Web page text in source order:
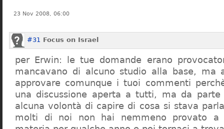
23 Nov 2008, 06:00
#31 Focus on Israel
per Erwin: le tue domande erano
mancavano di alcuno studio alla base, ma
approvare comunque i tuoi commenti
una discussione aperta a tutti, ma da parte
alcuna volontà di capire di cosa si stava
molti di noi non hai nemmeno provato a